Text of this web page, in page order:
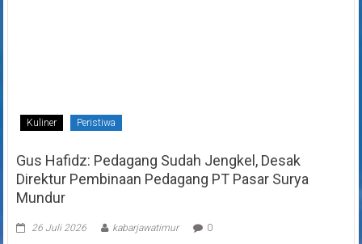
Kuliner Peristiwa
Gus Hafidz: Pedagang Sudah Jengkel, Desak
Direktur Pembinaan Pedagang PT Pasar Surya
Mundur
26 Juli 2026 kabarjawatimur 0